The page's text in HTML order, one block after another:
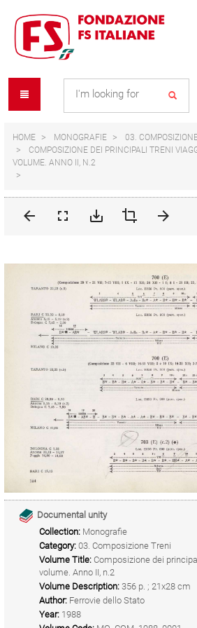
content
navigation
menu
HOME MONOGRAFIE
03.
COMPOSIZIONE DEI PRINCIPALI TRENI
VOLUME. ANNO II, N.2
Documental unity
Collection: Monografie
Category: 03. Composizione Treni
Volume Title: Composizione dei
volume. Anno II, n.2
Volume Description: 356 p. ; 21x28 cm
Author: Ferrovie dello Stato
Year: 1988